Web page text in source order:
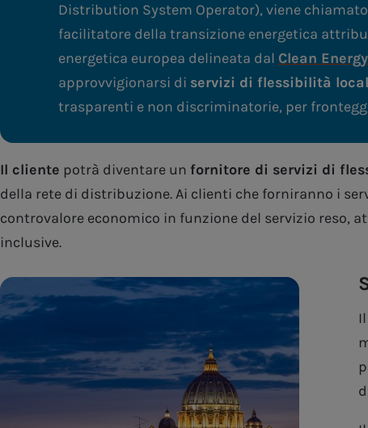
Distribution System Operator), viene
facilitatore della transizione energetica
energetica europea delineata dal Clean
approvvigionarsi di servizi di flessibilità
trasparenti e non discriminatorie, per
Il cliente potrà diventare un fornitore di servizi di
della rete di distribuzione. Ai clienti che forniranno i
controvalore economico in funzione del servizio reso,
inclusive.
Il